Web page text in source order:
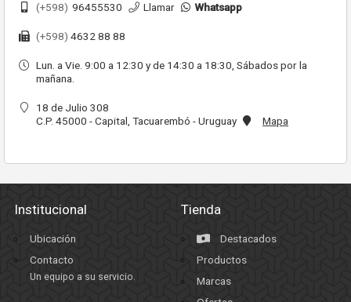
(+598) 96455530 Llamar Whatsapp
(+598) 4632 88 88
Lun. a Vie. 9:00 a 12:30 y de 14:30 a 18:30, Sábados por la
mañana.
18 de Julio 308
C.P. 45000 - Capital, Tacuarembó - Uruguay
Mapa
Institucional
Ubicación
Contacto
Un equipo a su servicio.
Tienda
Destacados
Productos
Marcas